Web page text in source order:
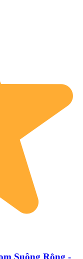
Suông Rộng -